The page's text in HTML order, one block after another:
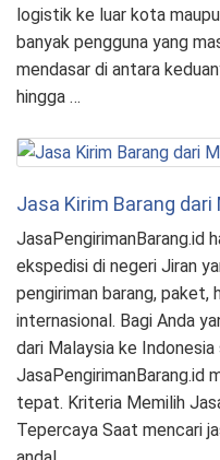
logistik ke luar kota
banyak pengguna yang
mendasar di antara
hingga …
Jasa Kirim Barang
JasaPengirimanBarang.id
ekspedisi di negeri Jiran
pengiriman barang, paket,
internasional. Bagi Anda
dari Malaysia ke
JasaPengirimanBarang.id
tepat. Kriteria Memilih
Tepercaya Saat mencari